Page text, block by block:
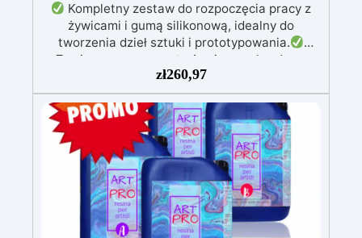
Kompletny zestaw do rozpoczęcia pracy z
żywicami i gumą silikonową, idealny do
tworzenia dzieł sztuki i prototypowania.
Zawiera przezroczystą żywicę epoksydową
(800g) do wlewania, możliwą do barwienia
według uznania.
Zawiera białą żywicę
poliuretanową (1000g), którą można barwić
według uznania i ma szybki czas utwardzania
(30 minut).
Guma silikonowa w paście
(500g), łatwa do użycia z proporcją mieszania
1:1, idealna do tworzenia niestandardowych
form.
W zestawie: pasta barwiąca,
wielokrotnego użytku forma silikonowa oraz
rękawice nitrilowe.
zł260,97